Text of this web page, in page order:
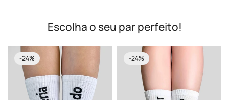
Escolha o seu par perfeito!
-24% -24%